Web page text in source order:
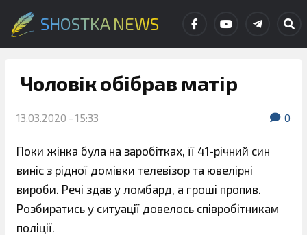
SHOSTKA NEWS
Чоловік обібрав матір
13.03.2020 - 15:33 0
Поки жінка була на заробітках, її 41-річний син
виніс з рідної домівки телевізор та ювелірні
вироби. Речі здав у ломбард, а гроші пропив.
Розбиратись у ситуації довелось співробітникам
поліції.